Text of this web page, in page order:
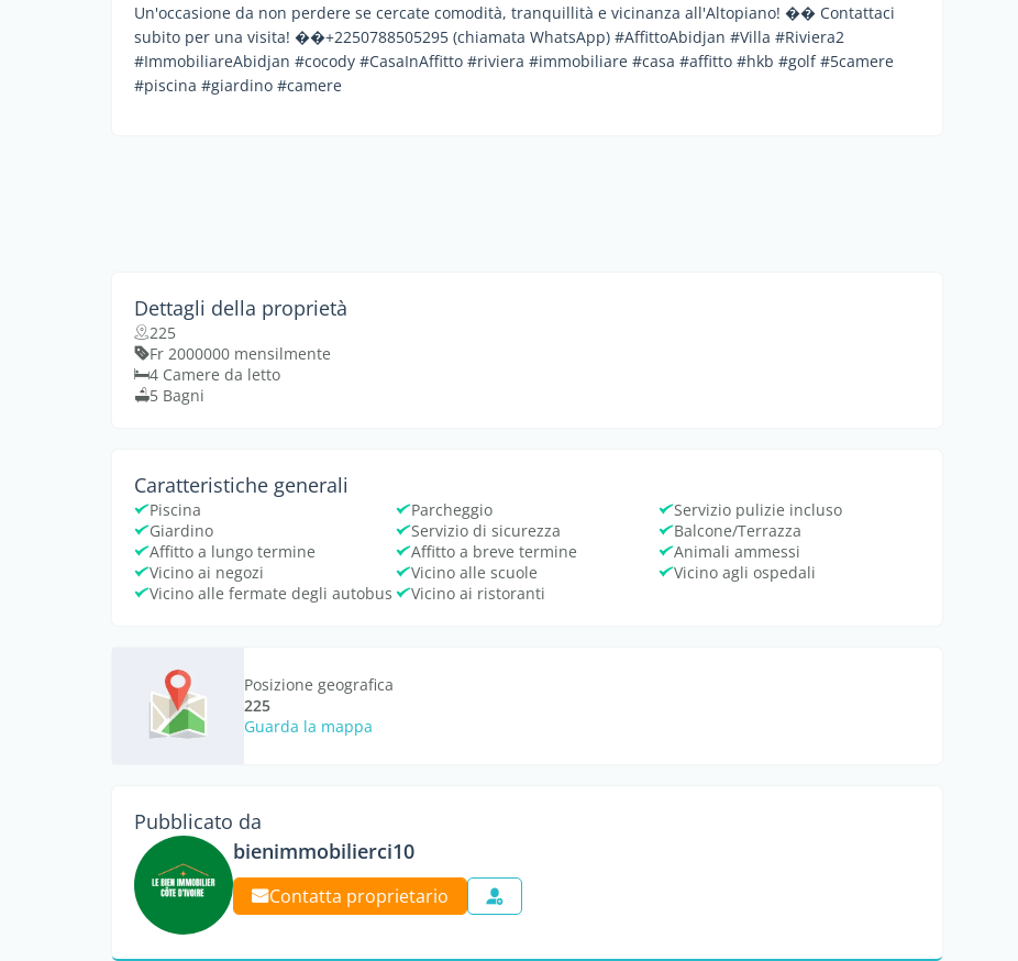
Un'occasione da non perdere se cercate comodità, tranquillità e vicinanza all'Altopiano! �� Contattaci
subito per una visita! ��+2250788505295 (chiamata WhatsApp) #AffittoAbidjan #Villa #Riviera2
#ImmobiliareAbidjan #cocody #CasaInAffitto #riviera #immobiliare #casa #affitto #hkb #golf #5camere
#piscina #giardino #camere
Dettagli della proprietà
225
Fr 2000000 mensilmente
4 Camere da letto
5 Bagni
Caratteristiche generali
Piscina Parcheggio
Servizio pulizie incluso
Giardino
Servizio di sicurezza
Balcone/Terrazza
Affitto a lungo termine
Affitto a breve termine
Animali ammessi
Vicino ai negozi
Vicino alle scuole
Vicino agli ospedali
Vicino alle fermate degli autobus
Vicino ai ristoranti
Posizione geografica
225
Guarda la mappa
Pubblicato da
bienimmobilierci10
Contatta proprietario